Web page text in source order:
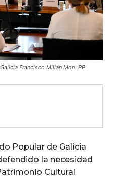
Francisco Millán Mon. PP
Popular de Galicia
la necesidad
Cultural